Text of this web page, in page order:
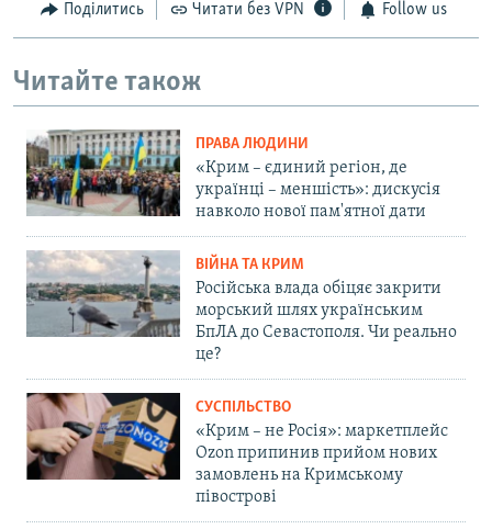
Поділитись Читати без VPN Follow us
Читайте також
ПРАВА ЛЮДИНИ
«Крим – єдиний регіон, де
українці – меншість»: дискусія
навколо нової пам'ятної дати
ВІЙНА ТА КРИМ
Російська влада обіцяє закрити
морський шлях українським
БпЛА до Севастополя. Чи реально
це?
СУСПІЛЬСТВО
«Крим – не Росія»: маркетплейс
Ozon припинив прийом нових
замовлень на Кримському
півострові